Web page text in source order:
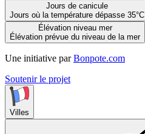
Jours de canicule
Jours où la température dépasse 35°C
Élévation niveau mer
Élévation prévue du niveau de la mer
Une initiative par Bonpote.com
Soutenir le projet
Villes